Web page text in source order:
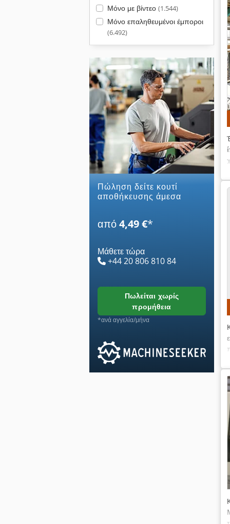
Μόνο με βίντεο (1.544)
Μόνο επαληθευμένοι έμποροι
(6.492)
Πώληση δείτε κουτί
αποθήκευσης άμεσα
από4,49 €*
Μάθετε τώρα
+44 20 806 810 84
πωλείται χωρίς
προμήθεια
*ανά αγγελία/μήνα